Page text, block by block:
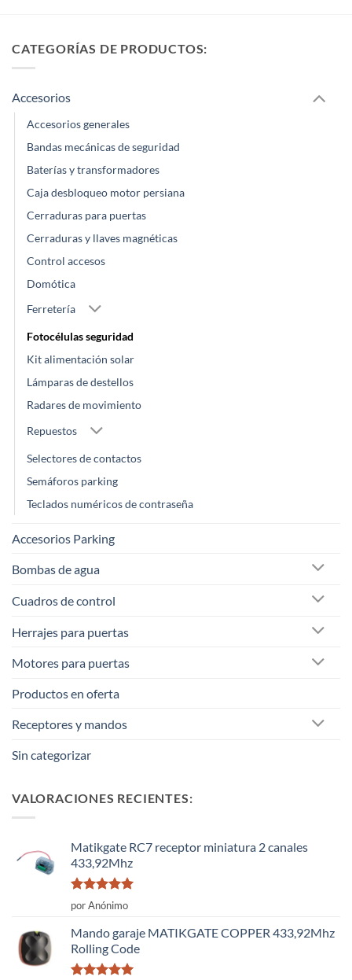
CATEGORÍAS DE PRODUCTOS:
Accesorios
Accesorios generales
Bandas mecánicas de seguridad
Baterías y transformadores
Caja desbloqueo motor persiana
Cerraduras para puertas
Cerraduras y llaves magnéticas
Control accesos
Domótica
Ferretería
Fotocélulas seguridad
Kit alimentación solar
Lámparas de destellos
Radares de movimiento
Repuestos
Selectores de contactos
Semáforos parking
Teclados numéricos de contraseña
Accesorios Parking
Bombas de agua
Cuadros de control
Herrajes para puertas
Motores para puertas
Productos en oferta
Receptores y mandos
Sin categorizar
VALORACIONES RECIENTES:
Matikgate RC7 receptor miniatura 2 canales
433,92Mhz
Valorado
con
por Anónimo
Mando garaje MATIKGATE COPPER 433,92Mhz
Rolling Code